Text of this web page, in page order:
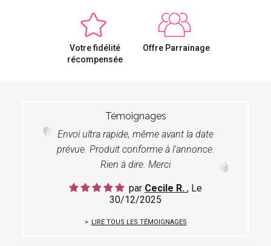
Votre fidélité
récompensée
Offre Parrainage
Témoignages
Envoi ultra rapide, même avant la date
prévue. Produit conforme à l'annonce.
Rien à dire. Merci
par Cecile R. , Le
30/12/2025
LIRE TOUS LES TÉMOIGNAGES